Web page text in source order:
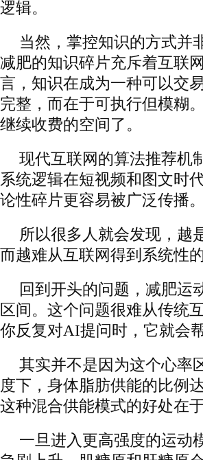
逻辑。
当然，掌控知识的方式并
减肥的知识碎片充斥着互联
言，知识在成为一种可以交
完整，而在于可执行但模糊
继续收费的空间了。
现代互联网的算法推荐机
系统逻辑在短视频和图文时
论性碎片更容易被广泛传播。
所以很多人就会发现，越
而越难从互联网得到系统性的
回到开头的问题，减肥运
区间。这个问题很难从传统
你反复对AI提问时，它就会
其实并不是因为这个心率
度下，身体脂肪供能的比例
这种混合供能模式的好处在
一旦进入更高强度的运动